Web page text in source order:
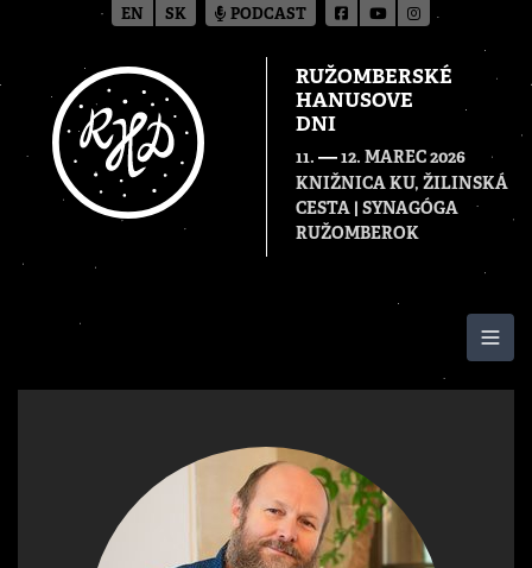
RUŽOMBERSKÉ
HANUSOVE
DNI
11. — 12. MAREC 2026
KNIŽNICA KU, ŽILINSKÁ
CESTA | SYNAGÓGA
RUŽOMBEROK
EN SK PODCAST